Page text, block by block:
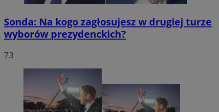
Sonda: Na kogo zagłosujesz w drugiej turze
wyborów prezydenckich?
73